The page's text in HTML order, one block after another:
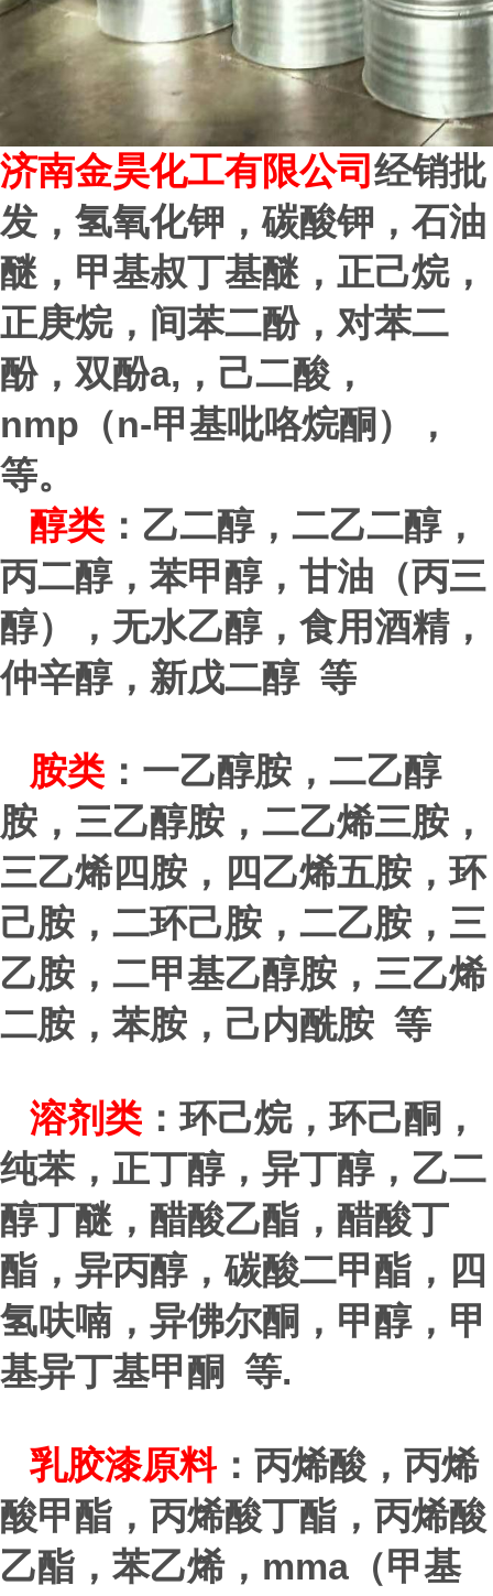
济南金昊化工有限公司 经销批
发，氢氧化钾，碳酸钾，石油
醚，甲基叔丁基醚，正己烷，
正庚烷，间苯二酚，对苯二
酚，双酚a, ，己二酸，
nmp （n-甲基吡咯烷酮），
等。
醇类 ：乙二醇，二乙二醇，
丙二醇，苯甲醇，甘油（丙三
醇），无水乙醇，食用酒精，
仲辛醇，新戊二醇 等
胺类 ：一乙醇胺，二乙醇
胺，三乙醇胺，二乙烯三胺，
三乙烯四胺，四乙烯五胺，环
己胺，二环己胺，二乙胺，三
乙胺，二甲基乙醇胺，三乙烯
二胺，苯胺，己内酰胺 等
溶剂类 ：环己烷，环己酮，
纯苯，正丁醇，异丁醇，乙二
醇丁醚，醋酸乙酯，醋酸丁
酯，异丙醇，碳酸二甲酯，四
氢呋喃，异佛尔酮，甲醇，甲
基异丁基甲酮 等.
乳胶漆原料 ：丙烯酸，丙烯
酸甲酯，丙烯酸丁酯，丙烯酸
乙酯，苯乙烯， mma （甲基